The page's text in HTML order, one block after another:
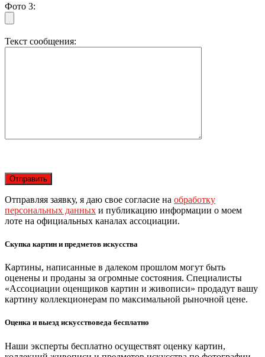
Фото 3:
Текст сообщения:
Отправляя заявку, я даю свое согласие на обработку
персональных данных и публикацию информации о моем
лоте на официальных каналах ассоциации.
Скупка картин и предметов искусства
Картины, написанные в далеком прошлом могут быть
оценены и проданы за огромные состояния. Специалисты
«Ассоциации оценщиков картин и живописи» продадут вашу
картину коллекционерам по максимальной рыночной цене.
Оценка и выезд искусствоведа бесплатно
Наши эксперты бесплатно осуществят оценку картин,